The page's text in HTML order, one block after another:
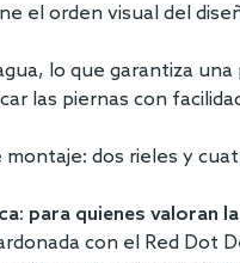
el orden visual del
lo que garantiza
las piernas con
dos rieles y
para quienes valoran
con el Red Dot